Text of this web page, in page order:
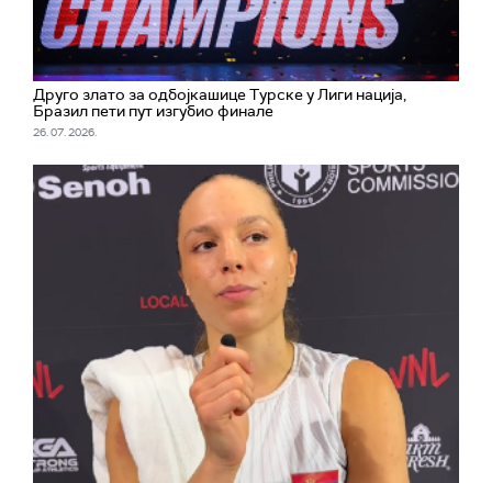
Друго злато за одбојкашице Турске у Лиги нација,
Бразил пети пут изгубио финале
26. 07. 2026.